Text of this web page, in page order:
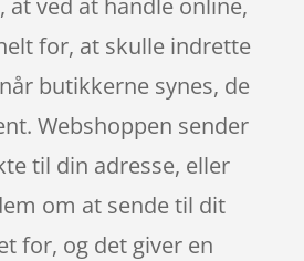
for, at skulle indrette
butikkerne synes, de
Webshoppen sender
til din adresse, eller
om at sende til dit
for, og det giver en